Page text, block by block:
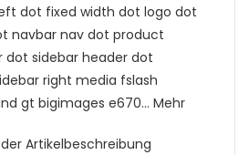
dot fixed width dot logo dot
navbar nav dot product
dot sidebar header dot
right media fslash
gt bigimages e670… Mehr
Artikelbeschreibung